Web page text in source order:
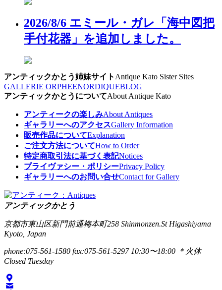
2026/8/6 エミール・ガレ「海中図把
手付花器」を追加しました。
アンティックかとう姉妹サイトAntique Kato Sister Sites
GALLERIE ORPHEENORDIQUEBLOG
アンティックかとうについてAbout Antique Kato
アンティークの楽しみAbout Antiques
ギャラリーへのアクセスGallery Information
販売作品についてExplanation
ご注文方法についてHow to Order
特定商取引法に基づく表記Notices
プライヴァシー・ポリシーPrivacy Policy
ギャラリーへのお問い合せContact for Gallery
アンティックかとう
京都市東山区新門前通梅本町258 Shinmonzen.St Higashiyama
Kyoto, Japan
phone:075-561-1580 fax:075-561-5297 10:30〜18:00 ＊火休
Closed Tuesday